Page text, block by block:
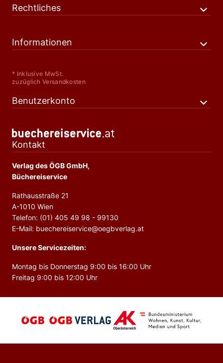
Rechtliches
Informationen
* Inklusive MwSt.
zuzüglich Versandkosten
Benutzerkonto
Kontakt
Verlag des ÖGB GmbH,
Büchereiservice
Rathausstraße 21
A-1010 Wien
Telefon: (01) 405 49 98 - 99130
E-Mail: buechereiservice@oegbverlag.at
Unsere Servicezeiten:
Montag bis Donnerstag 9:00 bis 16:00 Uhr
Freitag 9:00 bis 12:00 Uhr